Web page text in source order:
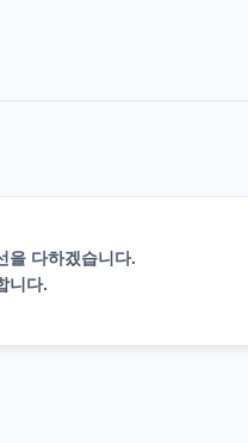
을 다하겠습니다.
니다.